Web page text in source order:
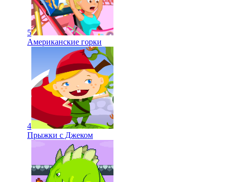
5
Американские горки
4
Прыжки с Джеком